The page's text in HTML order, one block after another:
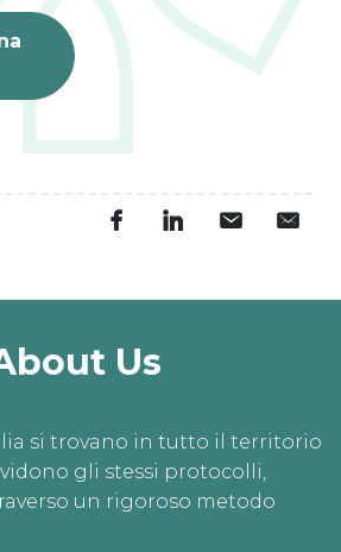
Us
si trovano in tutto il territorio
gli stessi protocolli,
un rigoroso metodo